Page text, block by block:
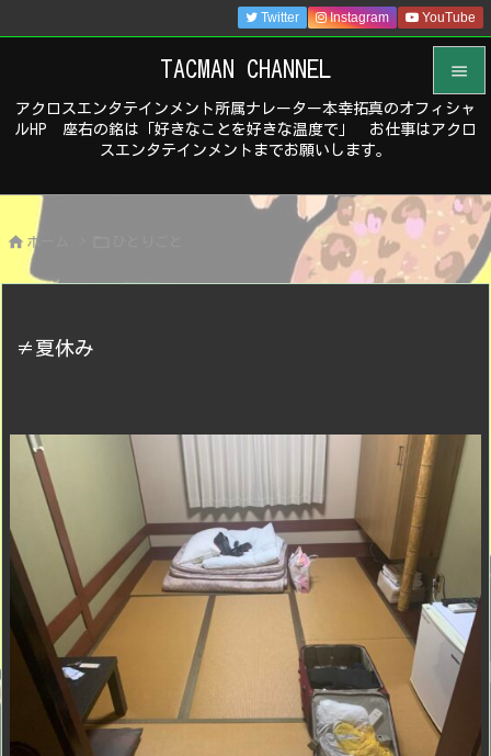
TACMAN CHANNEL
アクロスエンタテインメント所属ナレーター本幸拓真のオフィシャ
ルHP 座右の銘は「好きなことを好きな温度で」 お仕事はアクロ
スエンタテインメントまでお願いします。


メニュ
サイド

前へ

Twitter Instagram YouTube
 ホーム
≠夏休み